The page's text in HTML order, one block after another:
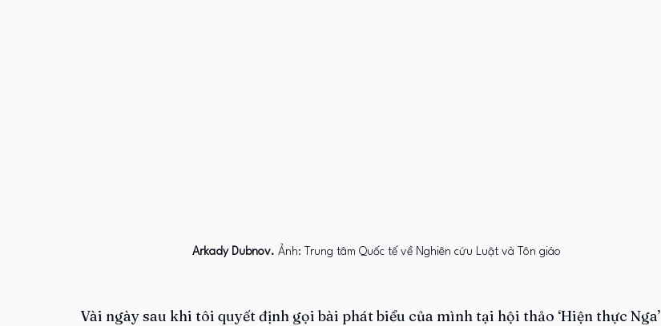
Arkady Dubnov. Ảnh: Trung tâm Quốc tế về Nghiên cứu Luật và Tôn giáo
Vài ngày sau khi tôi quyết định gọi bài phát biểu của mình tại hội thảo ‘Hiện thực Nga’